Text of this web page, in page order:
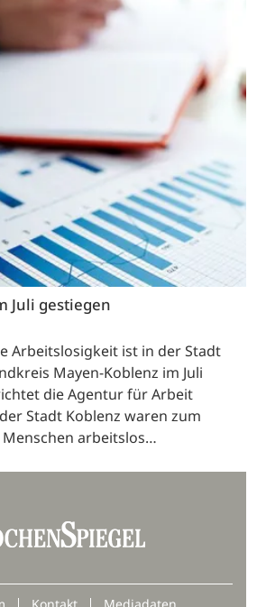
Juli gestiegen
Arbeitslosigkeit ist in der Stadt
Mayen-Koblenz im Juli
die Agentur für Arbeit
Stadt Koblenz waren zum
arbeitslos…